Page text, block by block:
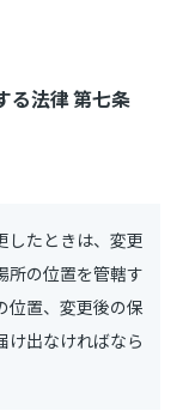
る法律 第七条
したときは、変更
所の位置を管轄す
位置、変更後の保
け出なければなら